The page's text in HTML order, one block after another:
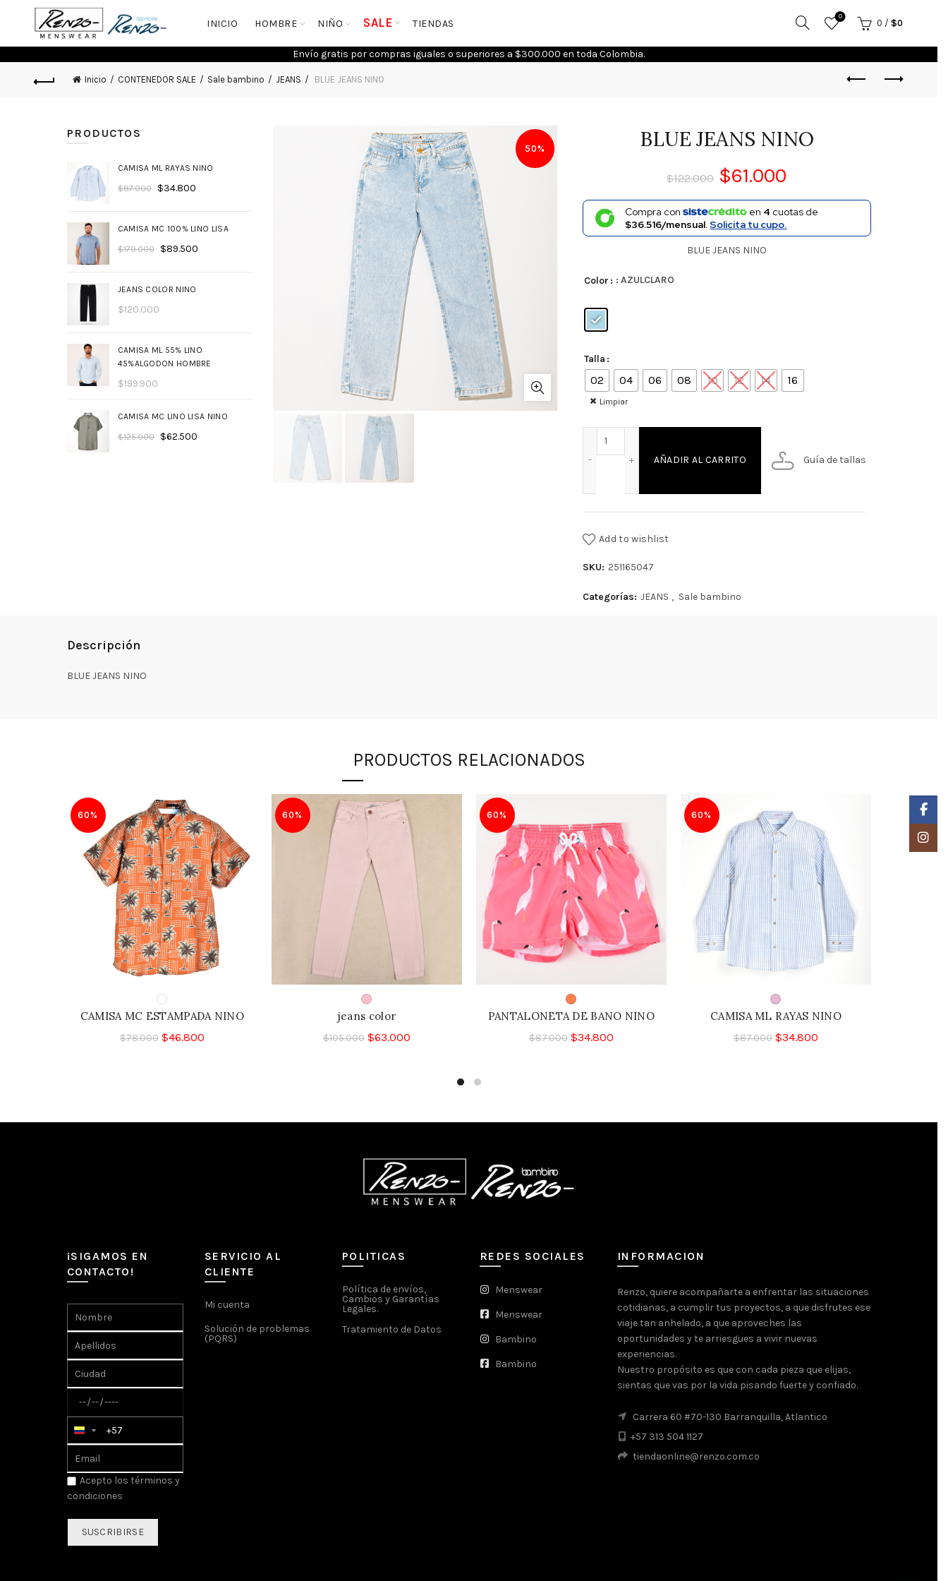
INICIO HOMBRE NIÑO SALE TIENDAS
0
0 / $0
Envío gratis por compras iguales o superiores a $300.000 en toda Colombia.
Inicio CONTENEDOR SALE Sale bambino JEANS BLUE JEANS NINO
50% BLUE JEANS NINO
$122.000 $61.000
Compra con en 4 cuotas de
$36.516/mensual.Solicita tu cupo.
BLUE JEANS NINO
Color : AZULCLARO
Talla
02 04 06 08 10 12 14 16
Limpiar
AÑADIR AL CARRITO Guía de tallas
Add to wishlist
SKU: 251165047
Categorías: JEANS , Sale bambino
PRODUCTOS
CAMISA ML RAYAS NINO
$87.000 $34.800
CAMISA MC 100% LINO LISA
$179.000 $89.500
JEANS COLOR NINO
$120.000
CAMISA ML 55% LINO
45%ALGODON HOMBRE
$199.900
CAMISA MC LINO LISA NINO
$125.000 $62.500
Descripción
BLUE JEANS NINO
PRODUCTOS RELACIONADOS
60%
CAMISA MC ESTAMPADA NINO
$78.000 $46.800
60%
jeans color
$105.000 $63.000
60%
PANTALONETA DE BANO NINO
$87.000 $34.800
60%
CAMISA ML RAYAS NINO
$87.000 $34.800
¡SIGAMOS EN
CONTACTO!
Acepto los términos y
condiciones
SERVICIO AL
CLIENTE
Mi cuenta
Solución de problemas
(PQRS)
POLITICAS
Política de envíos,
Cambios y Garantías
Legales.
Tratamiento de Datos
REDES SOCIALES
Menswear
Menswear
Bambino
Bambino
INFORMACION
Renzo, quiere acompañarte a enfrentar las situaciones
cotidianas, a cumplir tus proyectos, a que disfrutes ese
viaje tan anhelado, a que aproveches las
oportunidades y te arriesgues a vivir nuevas
experiencias.
Nuestro propósito es que con cada pieza que elijas,
sientas que vas por la vida pisando fuerte y confiado.
Carrera 60 #70-130 Barranquilla, Atlantico
+57 313 504 1127
tiendaonline@renzo.com.co